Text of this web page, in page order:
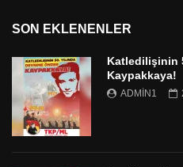
SON EKLENENLER
Katledilişinin
Kaypakkaya!
ADMIN1